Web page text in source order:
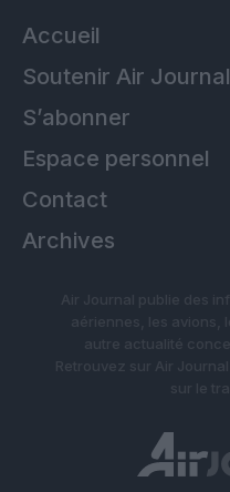
Accueil
Soutenir Air Journal
S’abonner
Espace personnel
Contact
Archives